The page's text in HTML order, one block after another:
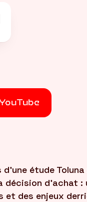
étude
décision d'achat :
et des enjeux